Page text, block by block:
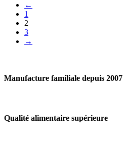
←
1
2
3
→
Manufacture familiale depuis 2007
Qualité alimentaire supérieure